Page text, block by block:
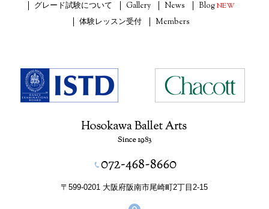
グレード試験について
Gallery News BlogNEW
体験レッスン受付
Members
〒599-0201 大阪府阪南市尾崎町2丁目2-15